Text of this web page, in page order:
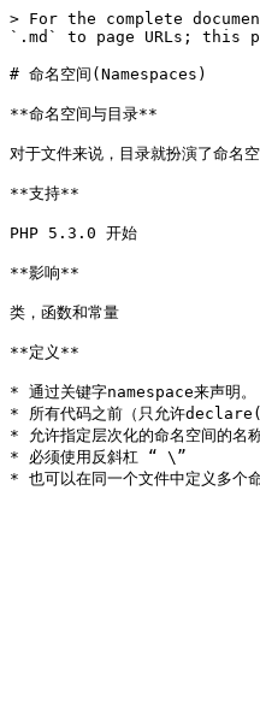
> For the complete
`.md` to page URLs; this
# 命名空间(Namespaces)
**命名空间与目录**
对于文件来说，目录就扮演了命名
**支持**
PHP 5.3.0 开始
**影响**
类，函数和常量
**定义**
* 通过关键字namespace来声明。
* 所有代码之前（只允许
* 允许指定层次化的命名空间的名
* 必须使用反斜杠 “ \”